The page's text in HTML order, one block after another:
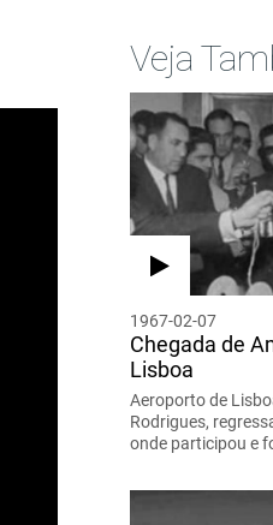
Veja
1967-02-07
Chegada de
Lisboa
Aeroporto de
Rodrigues,
onde participou e